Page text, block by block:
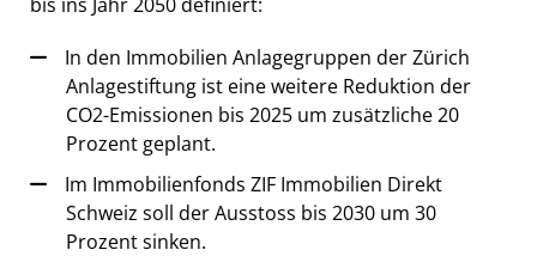
In den Immobilien Anlagegruppen der Zürich
Anlagestiftung ist eine weitere Reduktion der
CO2-Emissionen bis 2025 um zusätzliche 20
Prozent geplant.
Im Immobilienfonds ZIF Immobilien Direkt
Schweiz soll der Ausstoss bis 2030 um 30
Prozent sinken.